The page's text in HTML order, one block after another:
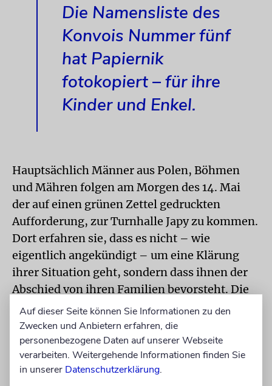
Die Namensliste des
Konvois Nummer fünf
hat Papiernik
fotokopiert – für ihre
Kinder und Enkel.
Hauptsächlich Männer aus Polen, Böhmen
und Mähren folgen am Morgen des 14. Mai
der auf einen grünen Zettel gedruckten
Aufforderung, zur Turnhalle Japy zu kommen.
Dort erfahren sie, dass es nicht – wie
eigentlich angekündigt – um eine Klärung
ihrer Situation geht, sondern dass ihnen der
Abschied von ihren Familien bevorsteht. Die
Männer bekommen ein Papier in die Hand
gedrückt, auf dem die Gegenstände aufgelistet
sind, die sie in den nächsten Tagen brauchen
werden: »Zwei Decken, ein Leintuch,
Wechselwäsche, eine Garnitur Besteck, eine
Auf dieser Seite können Sie Informationen zu den
Zwecken und Anbietern erfahren, die
personenbezogene Daten auf unserer Webseite
verarbeiten. Weitergehende Informationen finden Sie
in unserer Datenschutzerklärung.